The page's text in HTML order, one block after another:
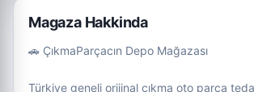
Magaza Hakkinda
🚗 ÇıkmaParçacın Depo Mağazası
Türkiye geneli orijinal çıkma oto parça